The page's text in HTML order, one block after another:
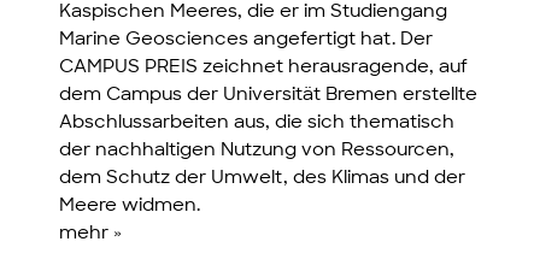
Kaspischen Meeres, die er im Studiengang
Marine Geosciences angefertigt hat. Der
CAMPUS PREIS zeichnet herausragende, auf
dem Campus der Universität Bremen erstellte
Abschlussarbeiten aus, die sich thematisch
der nachhaltigen Nutzung von Ressourcen,
dem Schutz der Umwelt, des Klimas und der
Meere widmen.
mehr »